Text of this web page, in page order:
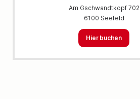
Am Gschwandtkopf 702
6100 Seefeld
Hier buchen